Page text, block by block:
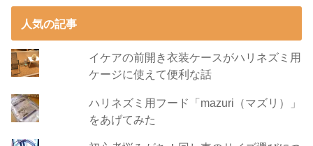
人気の記事
イケアの前開き衣装ケースがハリネズミ用
ケージに使えて便利な話
ハリネズミ用フード「mazuri（マズリ）」
をあげてみた